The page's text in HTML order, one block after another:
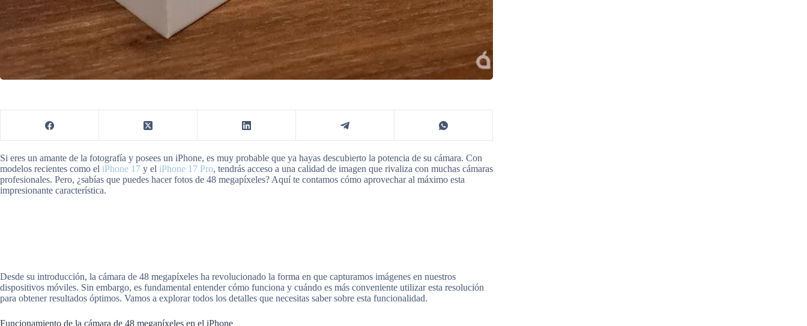
Si eres un amante de la fotografía y posees un iPhone, es muy probable que ya hayas descubierto la potencia de su cámara. Con
modelos recientes como el iPhone 17 y el iPhone 17 Pro, tendrás acceso a una calidad de imagen que rivaliza con muchas cámaras
profesionales. Pero, ¿sabías que puedes hacer fotos de 48 megapíxeles? Aquí te contamos cómo aprovechar al máximo esta
impresionante característica.
Desde su introducción, la cámara de 48 megapíxeles ha revolucionado la forma en que capturamos imágenes en nuestros
dispositivos móviles. Sin embargo, es fundamental entender cómo funciona y cuándo es más conveniente utilizar esta resolución
para obtener resultados óptimos. Vamos a explorar todos los detalles que necesitas saber sobre esta funcionalidad.
Funcionamiento de la cámara de 48 megapíxeles en el iPhone